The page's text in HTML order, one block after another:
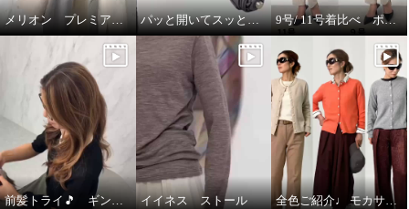
メリオン プレミアムな着心地🎵 パッと開いてスッと閉じる🎵晴雨兼用折りたたみジャンプ傘 9号/ 11号着比べ ポルトゥヴィータ ノーカラージャケット
前髪トライ🎵 ギンカウィンカ ドレスドヘアー イイネス ストール 全色ご紹介♩ モカサン ジュンコシマダ カーディガン